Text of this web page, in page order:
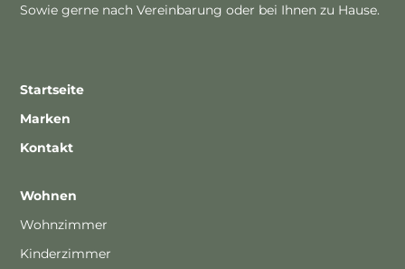
Sowie gerne nach Vereinbarung oder bei Ihnen zu Hause.
Startseite
Marken
Kontakt
Wohnen
Wohnzimmer
Kinderzimmer